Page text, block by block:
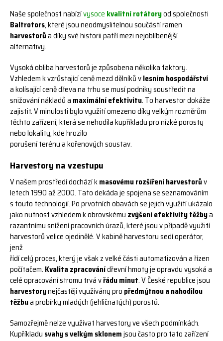
Naše společnost nabízívysoce kvalitní rotátoryod společnosti
Baltrotors, které jsou neodmyslitelnou součástí ramen
harvestorůa díky své historii patří mezi nejoblíbenější
alternativy.
Vysoká obliba harvestorů je způsobena několika faktory.
Vzhledem k vzrůstající ceně mezd dělníkůvlesním hospodářství
a kolísající ceně dřeva na trhu se musí podniky soustředit na
snižování nákladůa maximální efektivitu. To harvestor dokáže
zajistit. V minulosti bylo využití omezeno díky velkýmrozměrům
těchto zařízení, která se nehodila kupříkladu pro nízké porosty
nebo lokality, kde hrozilo
porušení terénu a kořenových soustav.
Harvestory na vzestupu
V našem prostředí dochází kmasovému rozšíření harvestorův
letech 1990 až 2000. Tato dekáda jespojena se seznamováním
s touto technologií. Po prvotních obavách se jejich využití ukázalo
jakonutnost vzhledem k obrovskému zvýšení efektivity těžbya
razantnímu snížení pracovních úrazů,které jsou v případě využití
harvestorů velice ojedinělé. V kabině harvestoru sedí operátor,
jenž
řídí celý proces, který je však z velké části automatizován a řízen
počítačem. Kvalita zpracovánídřevní hmoty je opravdu vysoká a
celé opracování stromu trvá vřádu minut. V České republice jsou
harvestorynejčastěji využívány pro předmýtnou a nahodilou
těžbua probírky mladých (jehličnatých)porostů.
Samozřejmě nelze využívat harvestory ve všech podmínkách.
Kupříkladu svahy s velkým sklonemjsoučasto pro tato zařízení